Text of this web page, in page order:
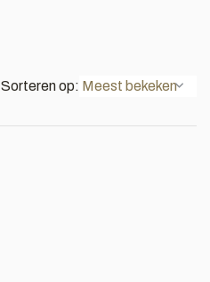
Sorteren op: